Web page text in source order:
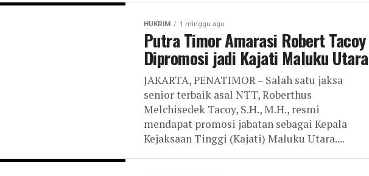
HUKRIM 1 minggu ago
Putra Timor Amarasi Robert Tacoy
Dipromosi jadi Kajati Maluku Utara
JAKARTA, PENATIMOR – Salah satu jaksa
senior terbaik asal NTT, Roberthus
Melchisedek Tacoy, S.H., M.H., resmi
mendapat promosi jabatan sebagai Kepala
Kejaksaan Tinggi (Kajati) Maluku Utara....